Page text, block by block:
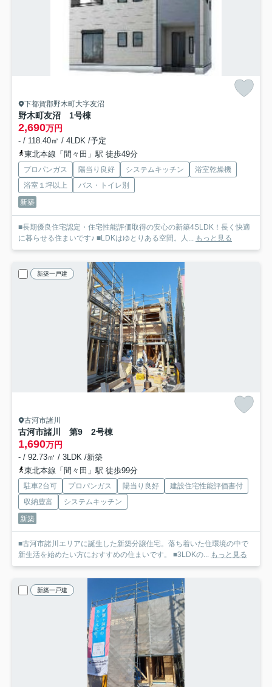
下都賀郡野木町大字友沼
野木町友沼 1号棟
2,690万円
- / 118.40㎡ / 4LDK /予定
東北本線「間々田」駅 徒歩49分
プロパンガス 陽当り良好 システムキッチン
浴室乾燥機
浴室１坪以上
バス・トイレ別
新築
■長期優良住宅認定・住宅性能評価取得の安心の新築4SLDK！長く快適
に暮らせる住まいです♪ ■LDKはゆとりある空間。人... もっと見る
新築一戸建
古河市諸川
古河市諸川 第9 2号棟
1,690万円
- / 92.73㎡ / 3LDK /新築
東北本線「間々田」駅 徒歩99分
駐車2台可 プロパンガス 陽当り良好
建設住宅性能評価書付
収納豊富
システムキッチン
新築
■古河市諸川エリアに誕生した新築分譲住宅。落ち着いた住環境の中で
新生活を始めたい方におすすめの住まいです。 ■3LDKの... もっと見る
新築一戸建